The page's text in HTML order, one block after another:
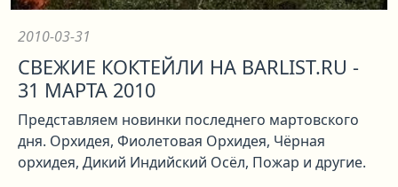
2010-03-31
СВЕЖИЕ КОКТЕЙЛИ НА BARLIST.RU -
31 МАРТА 2010
Представляем новинки последнего мартовского
дня. Орхидея, Фиолетовая Орхидея, Чёрная
орхидея, Дикий Индийский Осёл, Пожар и другие.